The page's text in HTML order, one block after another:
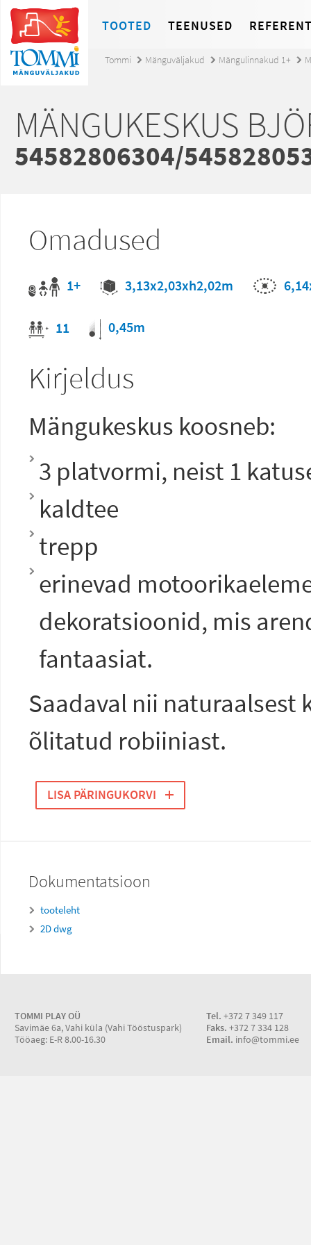
TOOTED TEENUSED
Tommi Mänguväljakud Mängulinnakud 1+
MÄNGUKESKUS
54582806304/
Omadused
1+ 3,13x2,03xh2,02m
11 0,45m
Kirjeldus
Mängukeskus koosneb:
3 platvormi, neist 1
kaldtee
trepp
erinevad
dekoratsioonid, mis
fantaasiat.
Saadaval nii naturaalsest
õlitatud robiiniast.
LISA PÄRINGUKORVI
Dokumentatsioon
tooteleht
2D dwg
TOMMI PLAY OÜ
Savimäe 6a, Vahi küla (Vahi Tööstuspark)
Tööaeg: E-R 8.00-16.30
Tel. +372 7 349 117
Faks. +372 7 334 128
Email. info@tommi.ee